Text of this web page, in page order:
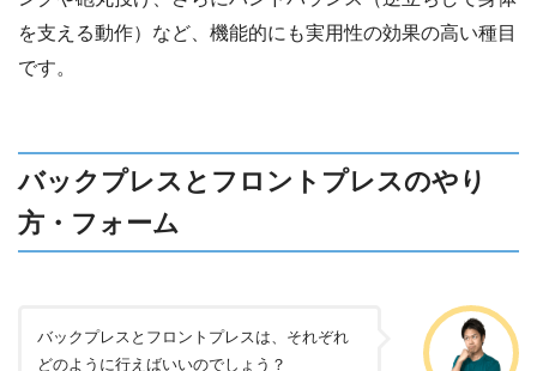
を支える動作）など、機能的にも実用性の効果の高い種目
です。
バックプレスとフロントプレスのやり
方・フォーム
バックプレスとフロントプレスは、それぞれ
どのように行えばいいのでしょう？